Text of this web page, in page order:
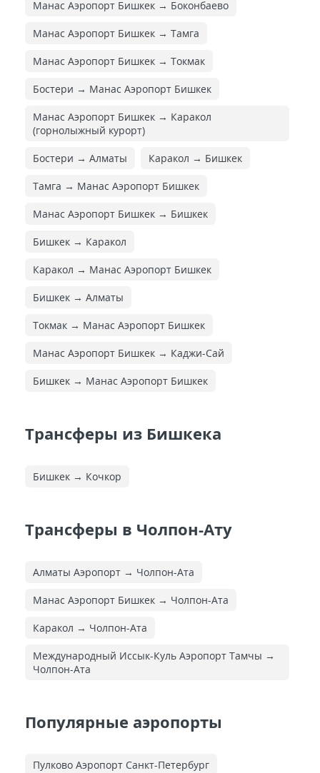
Манас Аэропорт Бишкек → Боконбаево
Манас Аэропорт Бишкек → Тамга
Манас Аэропорт Бишкек → Токмак
Бостери → Манас Аэропорт Бишкек
Манас Аэропорт Бишкек → Каракол
(горнолыжный курорт)
Бостери → Алматы Каракол → Бишкек
Тамга → Манас Аэропорт Бишкек
Манас Аэропорт Бишкек → Бишкек
Бишкек → Каракол
Каракол → Манас Аэропорт Бишкек
Бишкек → Алматы
Токмак → Манас Аэропорт Бишкек
Манас Аэропорт Бишкек → Каджи-Сай
Бишкек → Манас Аэропорт Бишкек
Трансферы из Бишкека
Бишкек → Кочкор
Трансферы в Чолпон-Ату
Алматы Аэропорт → Чолпон-Ата
Манас Аэропорт Бишкек → Чолпон-Ата
Каракол → Чолпон-Ата
Международный Иссык-Куль Аэропорт Тамчы →
Чолпон-Ата
Популярные аэропорты
Пулково Аэропорт Санкт-Петербург